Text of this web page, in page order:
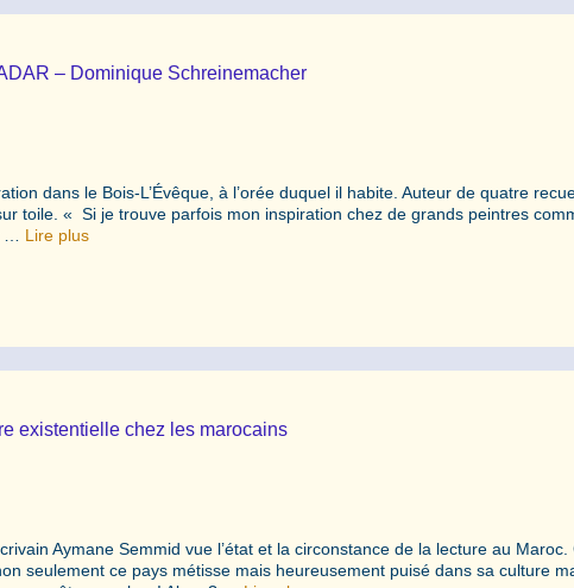
– Dominique Schreinemacher
dans le Bois-L’Évêque, à l’orée duquel il habite. Auteur de quatre
toile. « Si je trouve parfois mon inspiration chez de grands peintres
… Lire plus
existentielle chez les marocains
Aymane Semmid vue l’état et la circonstance de la lecture au
seulement ce pays métisse mais heureusement puisé dans sa culture